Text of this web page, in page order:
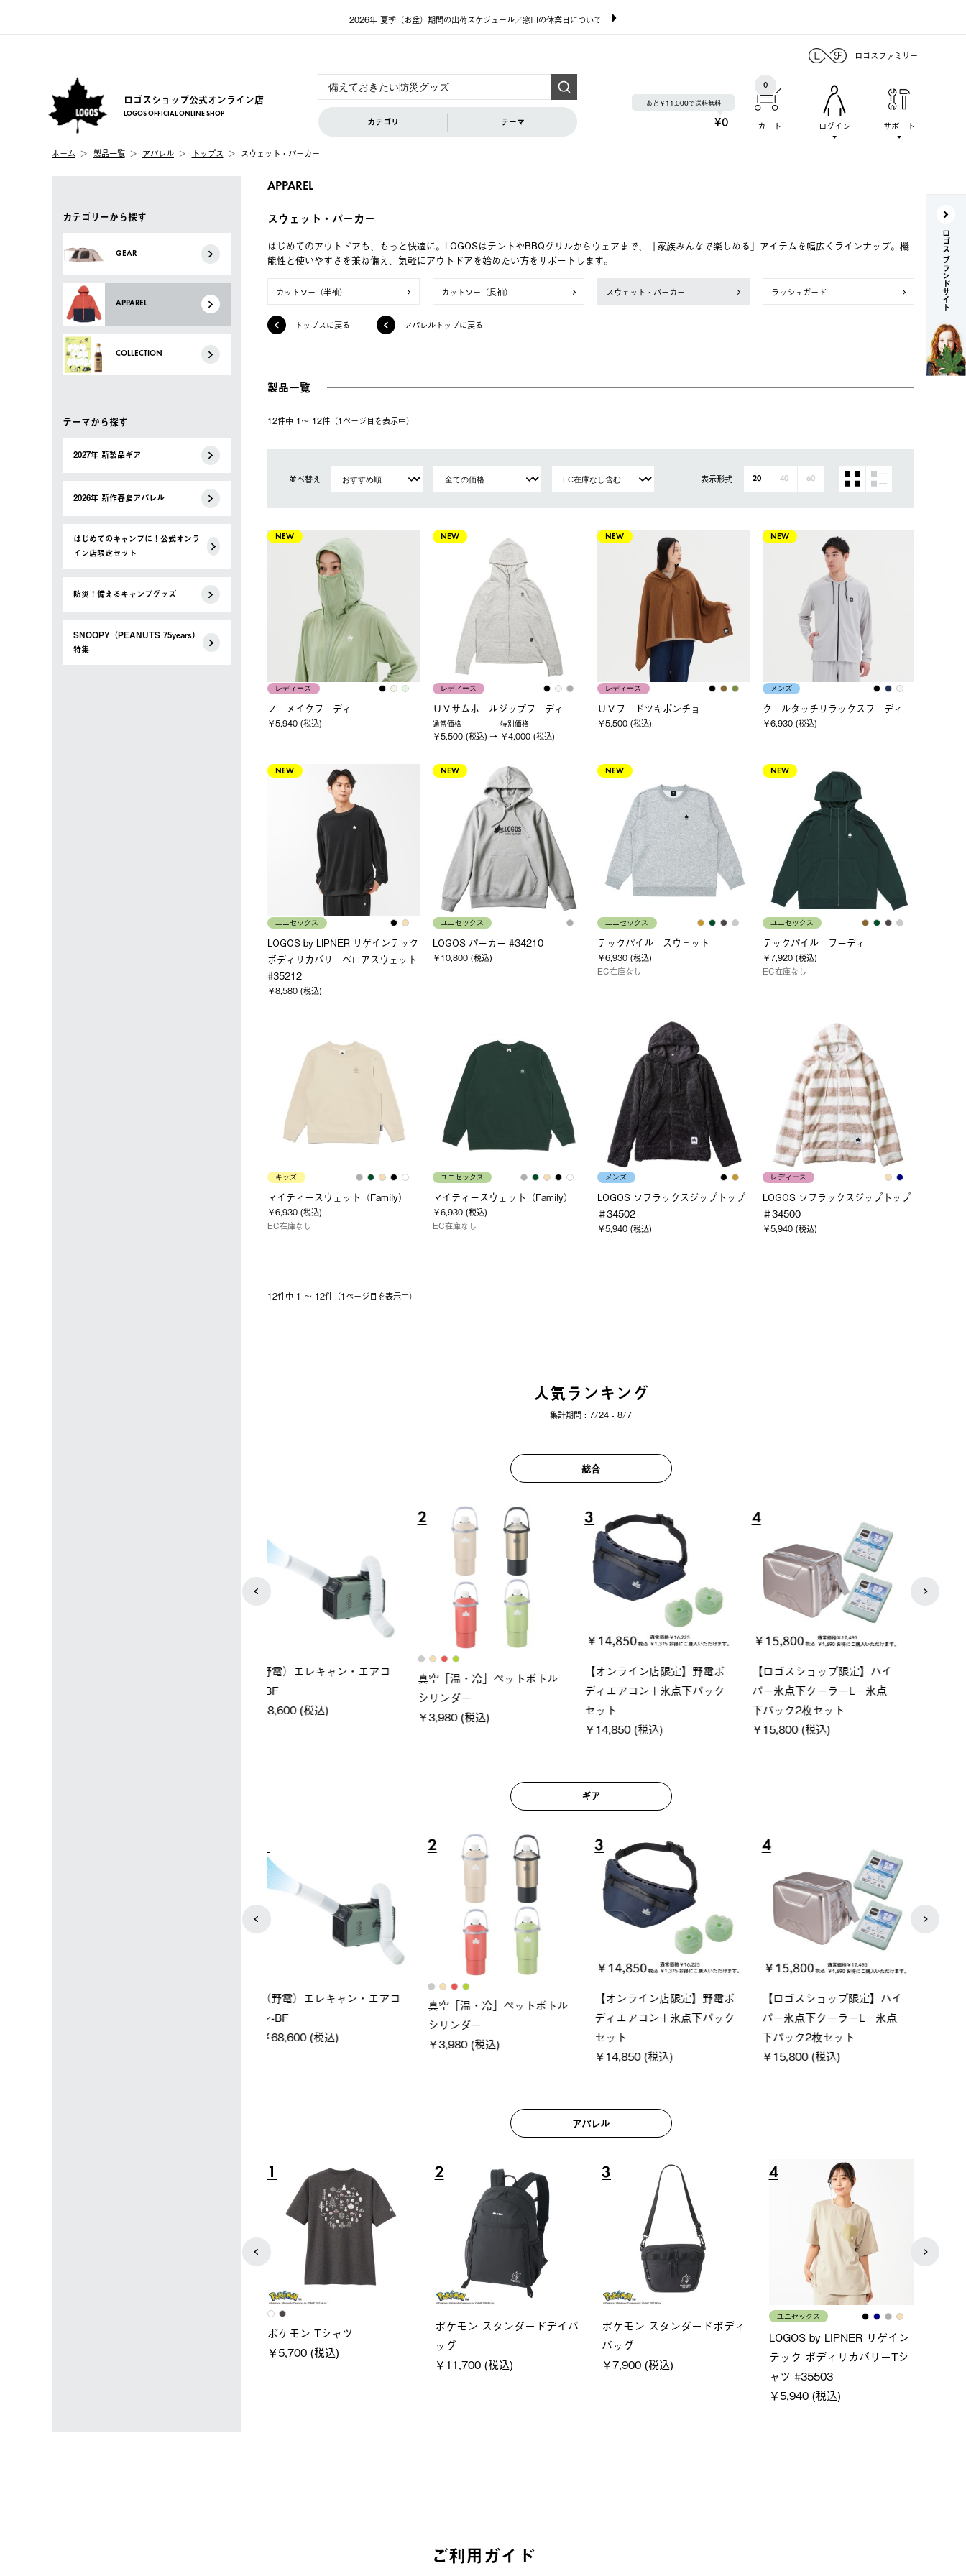
2026年 夏季（お盆）期間の出荷スケジュール／窓口の休業日について
ロゴスファミリー
ロゴスショップ公式オンライン店
LOGOS OFFICIAL ONLINE SHOP
カテゴリ テーマ
あと￥11,000で送料無料
¥0 カート
0
ログイン サポート
ホーム 製品一覧 アパレル トップス スウェット・パーカー
カテゴリーから探す
GEAR
APPAREL
COLLECTION
テーマから探す
2027年 新製品ギア
2026年 新作春夏アパレル
はじめてのキャンプに！公式オンラ
イン店限定セット
防災！備えるキャンプグッズ
SNOOPY（PEANUTS 75years）
特集
APPAREL
スウェット・パーカー
はじめてのアウトドアも、もっと快適に。LOGOSはテントやBBQグリルからウェアまで、「家族みんなで楽しめる」アイテムを幅広くラインナップ。機
能性と使いやすさを兼ね備え、気軽にアウトドアを始めたい方をサポートします。
カットソー（半袖） カットソー（長袖） スウェット・パーカー ラッシュガード
トップスに戻る アパレルトップに戻る
製品一覧
12件中 1〜 12件（1ページ⽬を表⽰中）
並べ替え 表示形式 20 40 60
NEW
レディース
ノーメイクフーディ
￥5,940 (税込)
NEW
レディース
ＵＶサムホールジップフーディ
通常価格
￥5,500 (税込)
特別価格
￥4,000 (税込)
NEW
レディース
ＵＶフードツキポンチョ
￥5,500 (税込)
NEW
メンズ
クールタッチリラックスフーディ
￥6,930 (税込)
NEW
ユニセックス
LOGOS by LIPNER リゲインテック
ボディリカバリーベロアスウェット
#35212
￥8,580 (税込)
NEW
ユニセックス
LOGOS パーカー #34210
￥10,800 (税込)
NEW
ユニセックス
テックパイル スウェット
￥6,930 (税込)
EC在庫なし
NEW
ユニセックス
テックパイル フーディ
￥7,920 (税込)
EC在庫なし
キッズ
マイティースウェット（Family）
￥6,930 (税込)
EC在庫なし
ユニセックス
マイティースウェット（Family）
￥6,930 (税込)
EC在庫なし
メンズ
LOGOS ソフラックスジップトップ
♯34502
￥5,940 (税込)
レディース
LOGOS ソフラックスジップトップ
♯34500
￥5,940 (税込)
12件中 1 〜 12件（1ページ⽬を表⽰中）
人気ランキング
集計期間 : 7/24 - 8/7
総合
ソーラーブロック 風抜きQセ
ットタープ 250-BG
￥21,800 (税込)
ソーラーブロック 風抜きQセ
ットタープ 200-BG
￥18,800 (税込)
7
グランベーシック スペースベ
ース・オクタゴン-BJ
￥209,000 (税込)
Q-TOP ソーラーサンドブロッ
クサンシェード-BF
￥16,800 (税込)
ギア
ソーラーブロック 風抜きQセ
ットタープ 250-BG
￥21,800 (税込)
6
ソーラーブロック 風抜きQセ
ットタープ 200-BG
￥18,800 (税込)
7
グランベーシック スペースベ
ース・オクタゴン-BJ
￥209,000 (税込)
8
Q-TOP ソーラーサンドブロッ
クサンシェード-BF
￥16,800 (税込)
アパレル
5
レディース
ノーメイクフーディ
￥5,940 (税込)
6
LOGOS by LIPNER リゲイン
テック ボディリカバリーショ
ーツ #35504
7
ＵＶサムホールジップフーデ
通常価格 特別価格
8
メンズ
クールタッチリラックスパン
ツ
￥5,500 (税込)
ご利用ガイド
ロゴス ブランドサイト